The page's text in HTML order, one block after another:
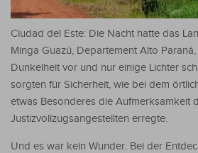
Ciudad del Este: Die Nacht hatte das
Minga Guazú, Departement Alto
Dunkelheit vor und nur einige Lichter
sorgten für Sicherheit, wie bei dem
etwas Besonderes die Aufmerksamkeit
Justizvollzugsangestellten erregte.
Und es war kein Wunder. Bei der